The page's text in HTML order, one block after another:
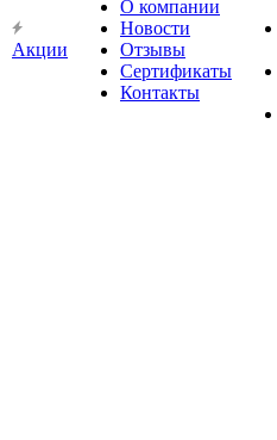
Акции
О компании
Новости
Отзывы
Сертификаты
Контакты